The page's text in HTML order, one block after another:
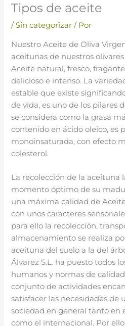
Tipos de aceite
/Sin categorizar / Por
Nuestro Aceite de Oliva
aceitunas de nuestros
Aceite natural, fresco,
delicioso e intenso. La
estable que existe
de vida, es uno de los pilares
se considera como la grasa
contenido en ácido oleico, es
monoinsaturada, con efecto
colesterol.
La recolección de la aceituna
momento óptimo de su
una máxima calidad de
con unos caracteres
para ello la recolección,
almacenamiento se realiza
aceituna del suelo a la del
Álvarez S.L. ha puesto todos
humanos y normas de
conjunto de actividades
satisfacer las necesidades de
sociedad en general tanto en
como el internacional. Por